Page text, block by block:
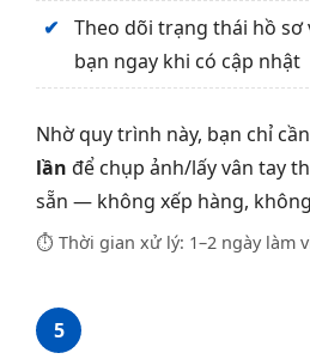
Theo dõi trạng thái hồ sơ
bạn ngay khi có cập nhật
Nhờ quy trình này, bạn chỉ
lần để chụp ảnh/lấy vân tay
sẵn — không xếp hàng,
⏱ Thời gian xử lý: 1–2 ngày làm
5